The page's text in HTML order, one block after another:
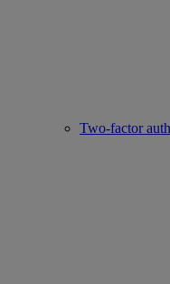
Two-factor